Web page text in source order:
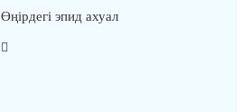
Өңірдегі эпид ахуал